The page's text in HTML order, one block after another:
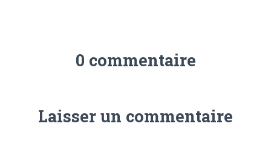
0 commentaire
Laisser un commentaire